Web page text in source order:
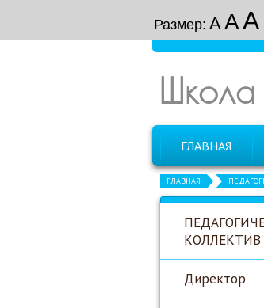
Размер: ААА
ГЛАВНАЯ
ГЛАВНАЯ
КОЛЛЕКТИВ
Директор